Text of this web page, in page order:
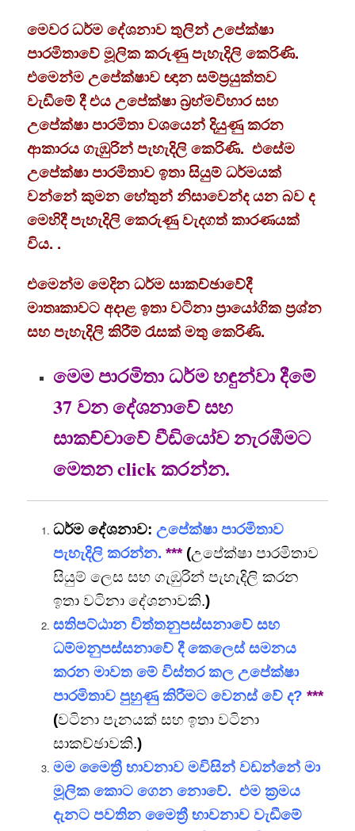
මෙවර ධර්ම දේශනාව තුලින් උපේක්ෂා
පාරමිතාවේ මූලික කරුණු පැහැදිලි කෙරිණි.
එමෙන්ම උපේක්ෂාව ඥාන සම්ප්‍රයුක්තව
වැඩීමේ දී එය උපේක්ෂා බ්‍රහ්මවිහාර සහ
උපේක්ෂා පාරමිතා වශයෙන් දියුණු කරන
ආකාරය ගැඹුරින් පැහැදිලි කෙරිණි. එසේම
උපේක්ෂා පාරමිතාව ඉතා සියුම් ධර්මයක්
වන්නේ කුමන හේතුන් නිසාවෙන්ද යන බව ද
මෙහිදී පැහැදිලි කෙරුණු වැදගත් කාරණයක්
විය. .
එමෙන්ම මෙදින ධර්ම සාකච්ඡාවේදී
මාතෘකාවට අදාළ ඉතා වටිනා ප්‍රායෝගික ප්‍රශ්න
සහ පැහැදිලි කිරීම් රැසක් මතු කෙරිණි.
මෙම පාරමිතා ධර්ම හඳුන්වා දීමේ
37 වන දේශනාවේ සහ
සාකච්චාවේ වීඩියෝව නැරඹීමට
මෙතන click කරන්න.
ධර්ම දේශනාව: උපේක්ෂා පාරමිතාව
පැහැදිලි කරන්න. ***(උපේක්ෂා පාරමිතාව
සියුම් ලෙස සහ ගැඹුරින් පැහැදිලි කරන
ඉතා වටිනා දේශනාවකි.)
සතිපට්ඨාන චිත්තනුපස්සනාවේ සහ
ධම්මනුපස්සනාවේ දී කෙලෙස් සමනය
කරන මාවත මේ විස්තර කල උපේක්ෂා
පාරමිතාව පුහුණු කිරීමට වෙනස් වේ ද? ***
(වටිනා පැනයක් සහ ඉතා වටිනා
සාකච්ඡාවකි.)
මම මෛත්‍රී භාවනාව මවිසින් වඩන්නේ මා
මූලික කොට ගෙන නොවේ. එම ක්‍රමය
දැනට පවතින මෛත්‍රී භාවනාව වැඩීමේ